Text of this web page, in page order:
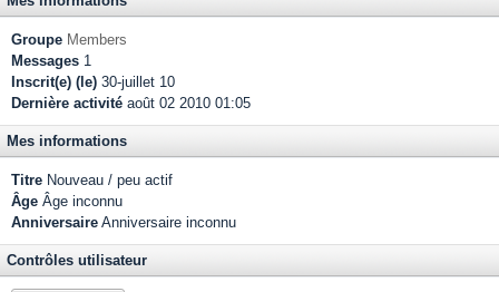
Groupe Members
Messages 1
Inscrit(e) (le) 30-juillet 10
Dernière activité août 02 2010 01:05
Mes informations
Titre Nouveau / peu actif
Âge Âge inconnu
Anniversaire Anniversaire inconnu
Contrôles utilisateur